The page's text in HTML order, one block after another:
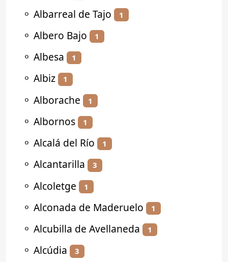
⚬ Albarreal de Tajo 1
⚬ Albero Bajo 1
⚬ Albesa 1
⚬ Albiz 1
⚬ Alborache 1
⚬ Albornos 1
⚬ Alcalá del Río 1
⚬ Alcantarilla 3
⚬ Alcoletge 1
⚬ Alconada de Maderuelo 1
⚬ Alcubilla de Avellaneda 1
⚬ Alcúdia 3